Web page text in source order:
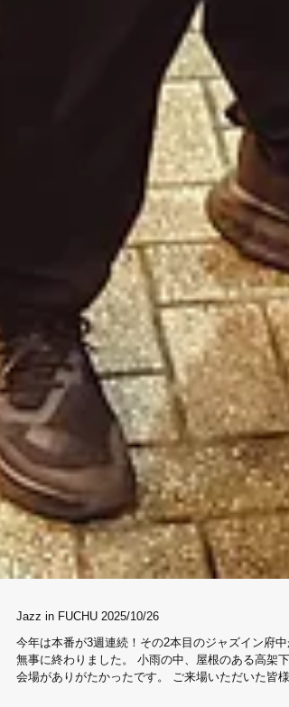
Jazz in FUCHU 2025/10/26
今年は本番が3週連続！その2本目のジャズイン府中